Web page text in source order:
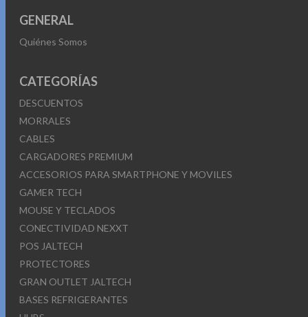
GENERAL
Quiénes Somos
CATEGORÍAS
DESCUENTOS
MORRALES
CABLES
CARGADORES PREMIUM
ACCESORIOS PARA SMARTPHONE Y MOVILES
GAMER TECH
MOUSE Y TECLADOS
CONECTIVIDAD NEXXT
POS JALTECH
PROTECTORES
GRAN OUTLET JALTECH
BASES REFRIGERANTES